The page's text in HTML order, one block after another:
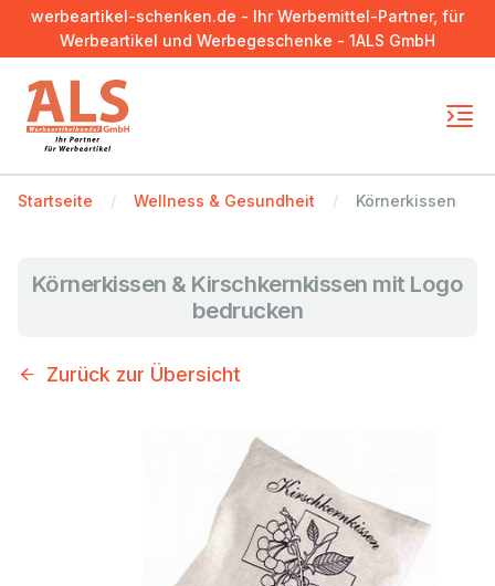
werbeartikel-schenken.de - Ihr Werbemittel-Partner, für
Werbeartikel und Werbegeschenke - 1ALS GmbH
Startseite Wellness & Gesundheit Körnerkissen
Körnerkissen & Kirschkernkissen mit Logo
bedrucken
Zurück zur Übersicht